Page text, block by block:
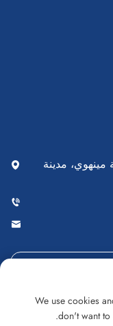
مينهوي، مدينة
We use cookies
don't want to